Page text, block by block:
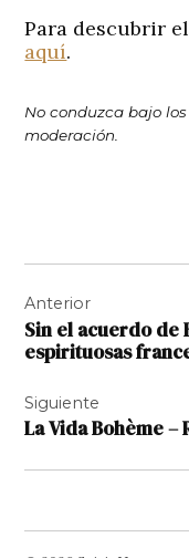
Para descubrir
aquí.
No conduzca bajo
moderación.
de
entradas
Anterior
Sin el acuerdo de
espirituosas
Siguiente
La Vida Bohème –